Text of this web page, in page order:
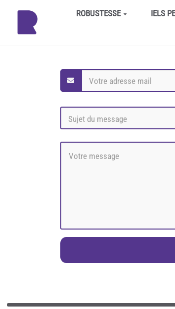
Aller au contenu principalROBUSTESSE IELS